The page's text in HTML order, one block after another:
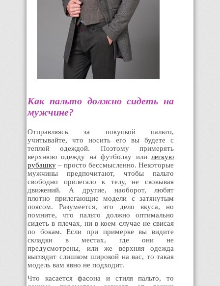
Как пальто должно сидеть на
мужчине?
Отправляясь за покупкой пальто,
учитывайте, что носить его вы будете с
теплой одеждой. Поэтому примерять
верхнюю одежду на футболку или легкую
рубашку – просто бессмысленно. Некоторые
мужчины предпочитают, чтобы пальто
свободно прилегало к телу, не сковывая
движений. А другие, наоборот, любят
плотно прилегающие модели с затянутым
поясом. Разумеется, это дело вкуса, но
помните, что пальто должно оптимально
сидеть в плечах, ни в коем случае не свисая
по бокам. Если при примерке вы видите
складки в местах, где они не
предусмотрены, или же верхняя одежда
выглядит слишком широкой на вас, то такая
модель вам явно не подходит.
Что касается фасона и стиля пальто, то